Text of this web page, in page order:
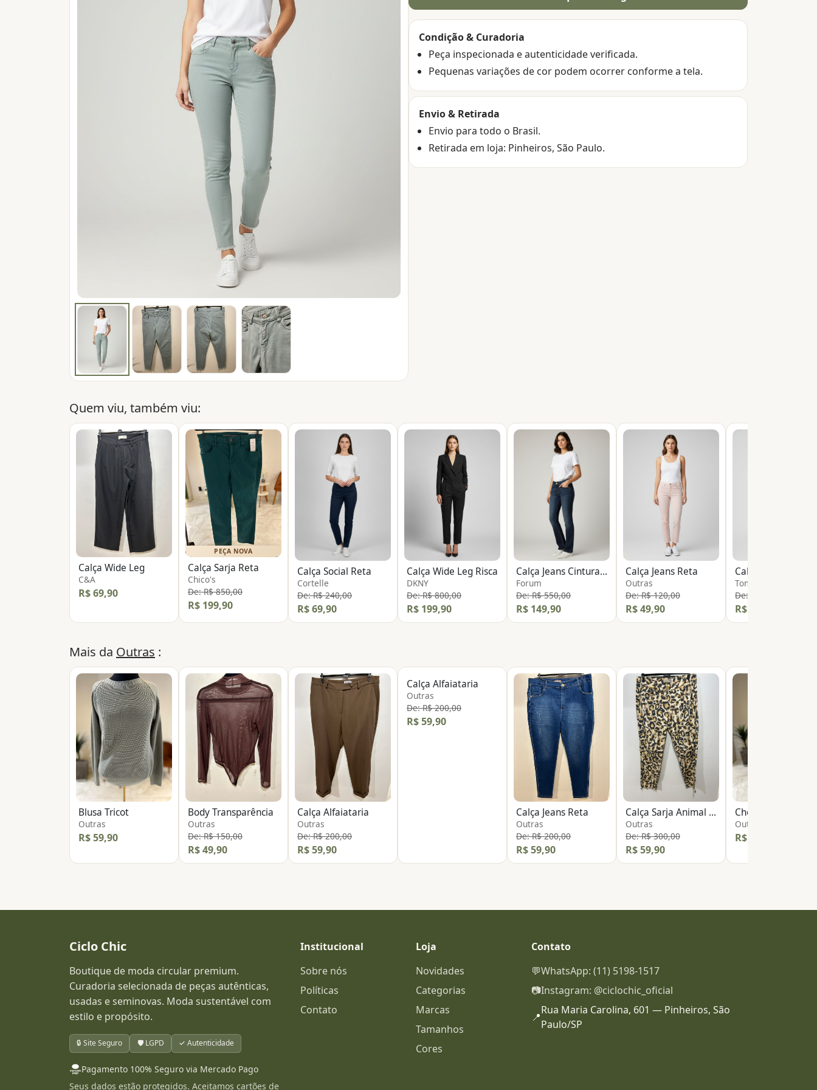
Condição & Curadoria
Peça inspecionada e autenticidade verificada.
Pequenas variações de cor podem ocorrer conforme a tela.
Envio & Retirada
Envio para todo o Brasil.
Retirada em loja: Pinheiros, São Paulo.
Quem viu, também viu:
Calça Wide Leg
C&A
R$ 69,90
PEÇA NOVA
Calça Sarja Reta
Chico's
De: R$ 850,00
R$ 199,90
Calça Social Reta
Cortelle
De: R$ 240,00
R$ 69,90
Calça Wide Leg Risca
DKNY
De: R$ 800,00
R$ 199,90
Calça Jeans Cintura Baixa
Forum
De: R$ 550,00
R$ 149,90
Calça Jeans Reta
Outras
De: R$ 120,00
R$ 49,90
Calça Reta
Tommy Hilfiger
De: R$ 800,00
R$ 189,90
Mais da Outras :
Blusa Tricot
Outras
R$ 59,90
Body Transparência
Outras
De: R$ 150,00
R$ 49,90
Calça Alfaiataria
Outras
De: R$ 200,00
R$ 59,90
Calça Alfaiataria
Outras
De: R$ 200,00
R$ 59,90
Calça Jeans Reta
Outras
De: R$ 200,00
R$ 59,90
Calça Sarja Animal Print
Outras
De: R$ 300,00
R$ 59,90
Chemise Curta
Outras
R$ 59,90
Ciclo Chic
Boutique de moda circular premium.
Curadoria selecionada de peças autênticas,
usadas e seminovas. Moda sustentável com
estilo e propósito.
🔒 Site Seguro 🛡️ LGPD ✓ Autenticidade
Pagamento 100% Seguro via Mercado Pago
Seus dados estão protegidos. Aceitamos cartões de
Institucional
Sobre nós
Políticas
Contato
Loja
Novidades
Categorias
Marcas
Tamanhos
Cores
Contato
💬WhatsApp: (11) 5198-1517
📷Instagram: @ciclochic_oficial
📍
Rua Maria Carolina, 601 — Pinheiros, São
Paulo/SP